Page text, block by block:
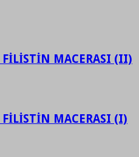
FİLİSTİN MACERASI (II)
FİLİSTİN MACERASI (I)